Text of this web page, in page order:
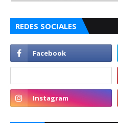
REDES SOCIALES